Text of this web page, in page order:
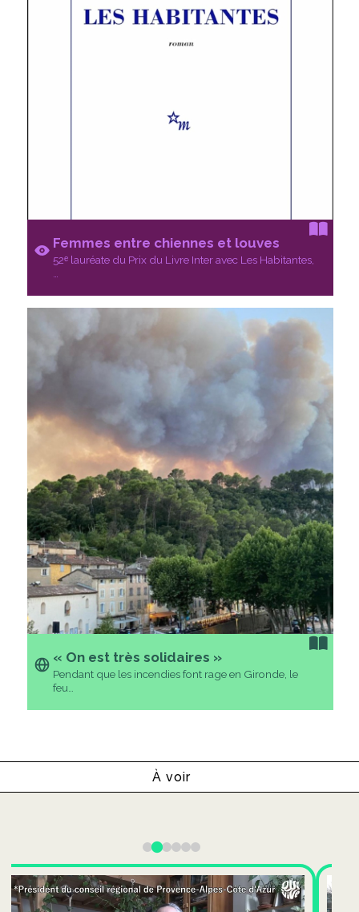
Femmes entre chiennes et louves
52ᵉ lauréate du Prix du Livre Inter avec Les Habitantes,
« On est très solidaires »
Pendant que les incendies font rage en Gironde, le
feu…
À voir